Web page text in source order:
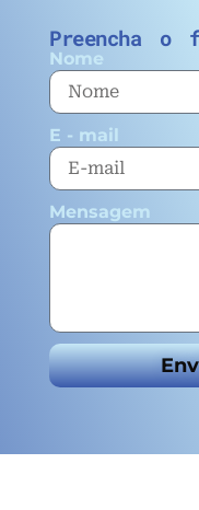
Preencha o
Nome
E - mail
Mensagem